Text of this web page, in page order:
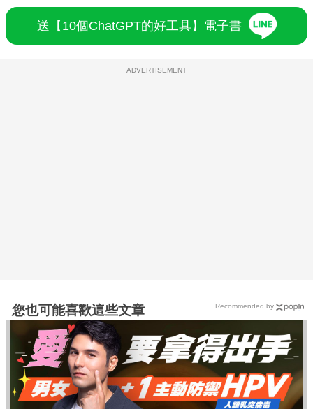
送【10個ChatGPT的好工具】電子書
ADVERTISEMENT
您也可能喜歡這些文章 Recommended by